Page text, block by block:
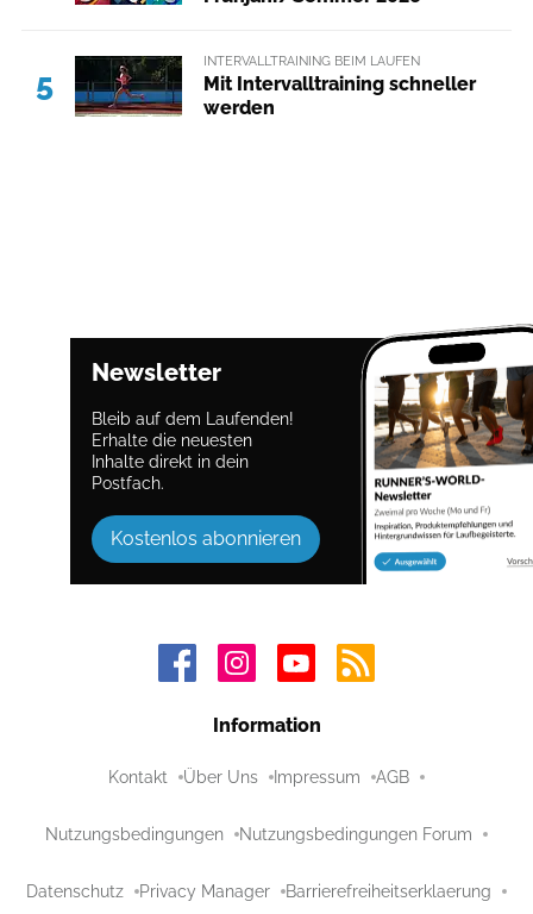
5
INTERVALLTRAINING BEIM LAUFEN
Mit Intervalltraining schneller
werden
Newsletter
Bleib auf dem Laufenden!
Erhalte die neuesten
Inhalte direkt in dein
Postfach.
Kostenlos abonnieren
Information
Kontakt Über Uns Impressum AGB
Nutzungsbedingungen Nutzungsbedingungen Forum
Datenschutz Privacy Manager Barrierefreiheitserklaerung